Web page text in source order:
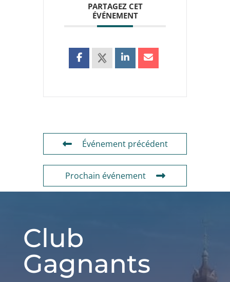
PARTAGEZ CET
ÉVÉNEMENT
Événement précédent
Prochain événement
Club
Gagnants